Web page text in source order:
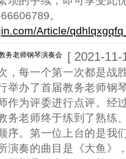
。
Article/
务老师钢琴演奏会 [ 2021-11-
，每一个第一次都是战
举办了首届教务老师钢
作为评委进行点评。经
务老师终于练到了熟练
序。第一位上台的是我
演奏的曲目是《大鱼》